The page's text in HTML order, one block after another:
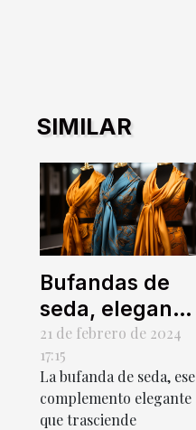
SIMILAR
Bufandas de
seda, elegancia
y versatilidad
en un solo
accesorio
21 de febrero de 2024
17:15
La bufanda de seda, ese
complemento elegante
que trasciende